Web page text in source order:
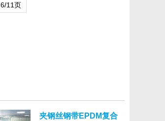
6/11页
夹钢丝钢带EPDM复合